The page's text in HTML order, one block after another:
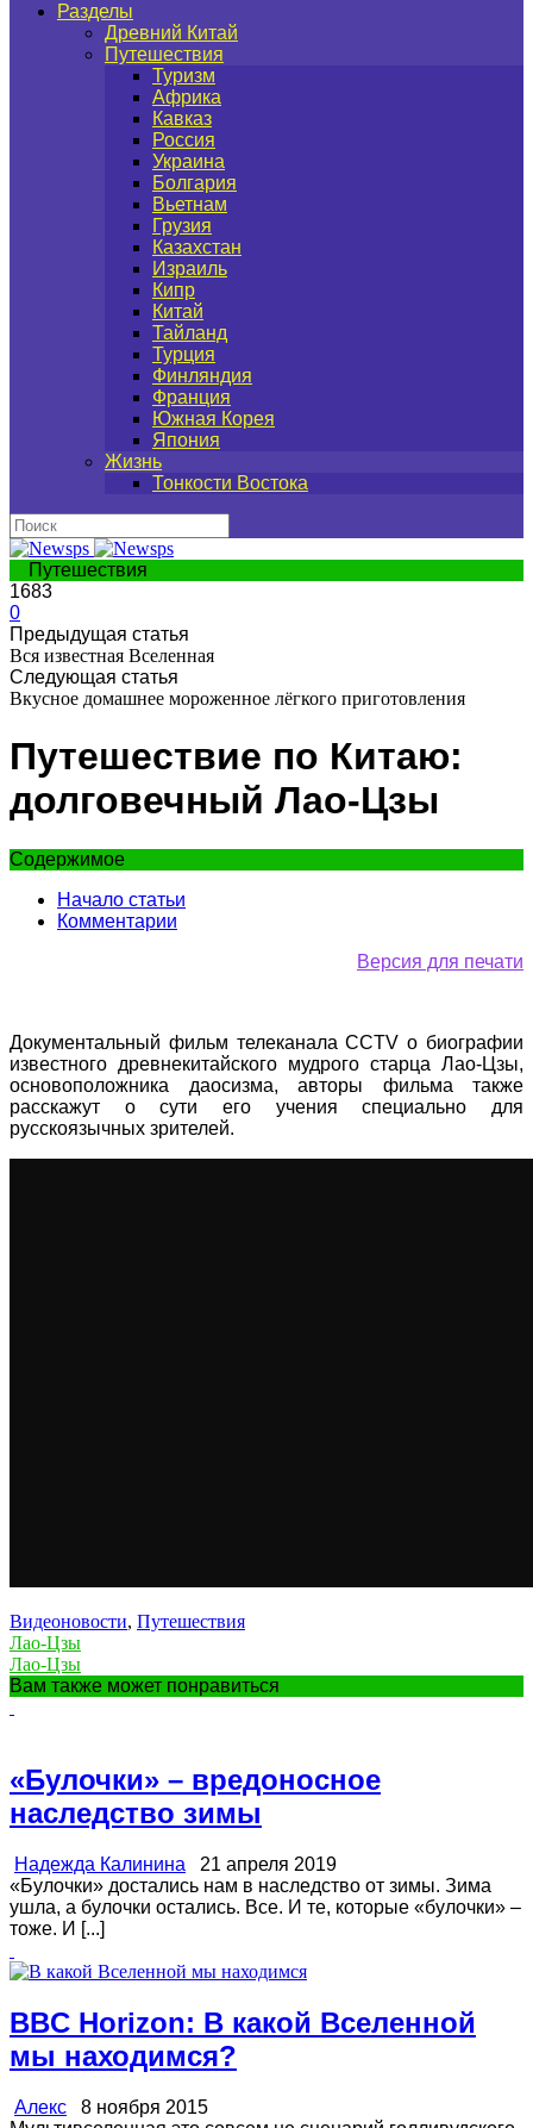
Разделы
Древний Китай
Путешествия
Туризм
Африка
Кавказ
Россия
Украина
Болгария
Вьетнам
Грузия
Казахстан
Израиль
Кипр
Китай
Тайланд
Турция
Финляндия
Франция
Южная Корея
Япония
Жизнь
Тонкости Востока
Путешествия
1683
0
Предыдущая статья
Вся известная Вселенная
Следующая статья
Вкусное домашнее мороженное лёгкого приготовления
Путешествие по Китаю:
долговечный Лао-Цзы
Содержимое
Начало статьи
Комментарии
Версия для печати
Документальный фильм телеканала CCTV о биографии
известного древнекитайского мудрого старца Лао-Цзы,
основоположника даосизма, авторы фильма также
расскажут о сути его учения специально для
русскоязычных зрителей.
Видеоновости, Путешествия
Лао-Цзы
Лао-Цзы
Вам также может понравиться
«Булочки» – вредоносное
наследство зимы
Надежда Калинина 21 апреля 2019
«Булочки» достались нам в наследство от зимы. Зима
ушла, а булочки остались. Все. И те, которые «булочки» –
тоже. И [...]
BBC Horizon: В какой Вселенной
мы находимся?
Алекс 8 ноября 2015